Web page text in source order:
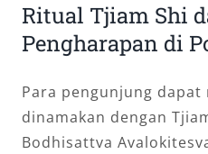
Ritual Tjiam Shi
Pengharapan di
Para pengunjung
dinamakan dengan
Bodhisattva